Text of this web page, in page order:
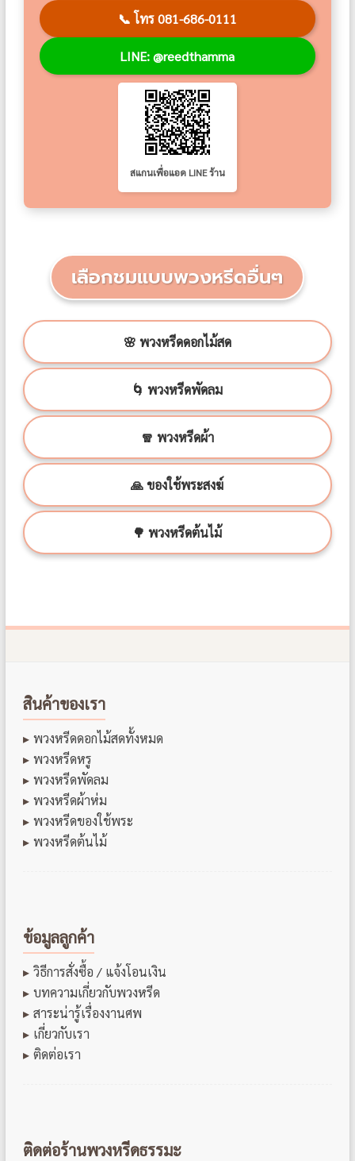
📞 โทร 081-686-0111
LINE: @reedthamma
สแกนเพื่อแอด LINE ร้าน
เลือกชมแบบพวงหรีดอื่นๆ
🌸 พวงหรีดดอกไม้สด
🌀 พวงหรีดพัดลม
🧣 พวงหรีดผ้า
🙏 ของใช้พระสงฆ์
🌳 พวงหรีดต้นไม้
สินค้าของเรา
พวงหรีดดอกไม้สดทั้งหมด
พวงหรีดหรู
พวงหรีดพัดลม
พวงหรีดผ้าห่ม
พวงหรีดของใช้พระ
พวงหรีดต้นไม้
ข้อมูลลูกค้า
วิธีการสั่งซื้อ / แจ้งโอนเงิน
บทความเกี่ยวกับพวงหรีด
สาระน่ารู้เรื่องงานศพ
เกี่ยวกับเรา
ติดต่อเรา
ติดต่อร้านพวงหรีดธรรมะ